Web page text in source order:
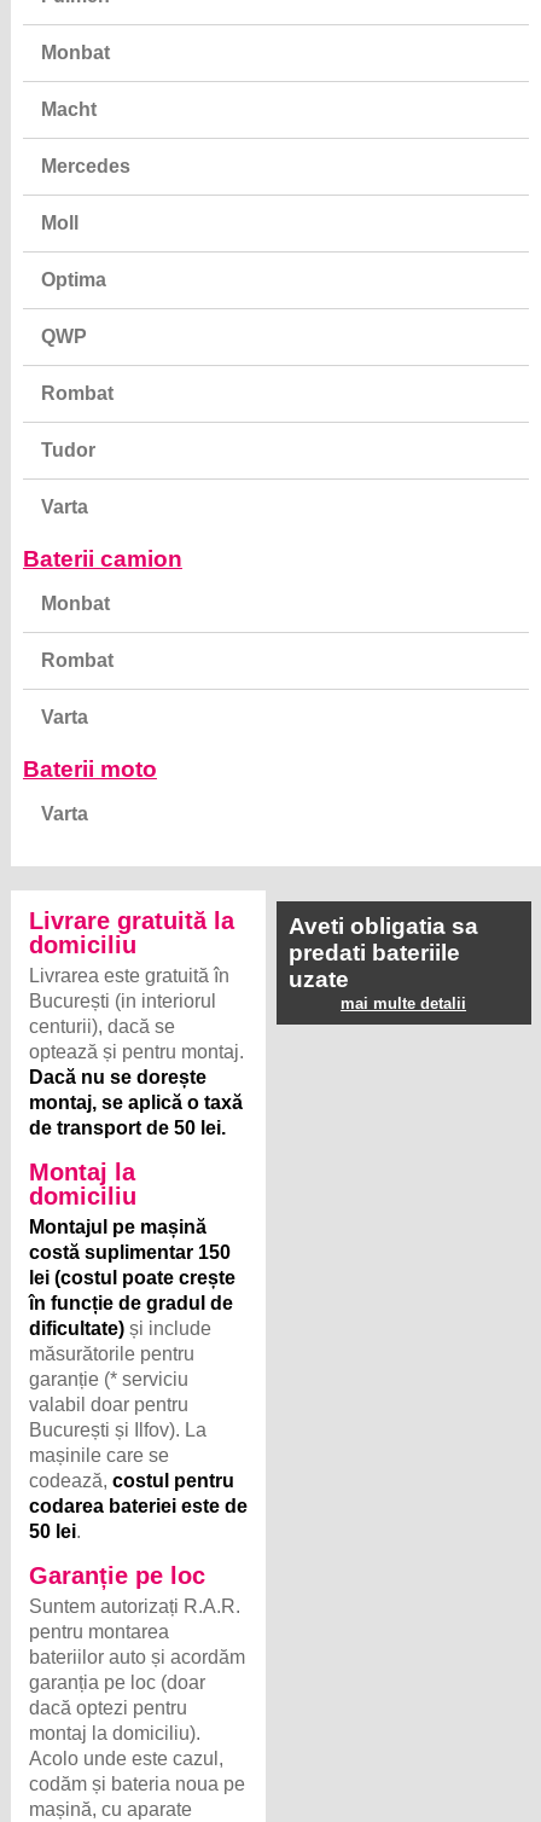
Monbat
Macht
Mercedes
Moll
Optima
QWP
Rombat
Tudor
Varta
Baterii camion
Monbat
Rombat
Varta
Baterii moto
Varta
Livrare gratuită la
domiciliu
Livrarea este gratuită în
București (in interiorul
centurii), dacă se
optează și pentru montaj.
Dacă nu se dorește
montaj, se aplică o taxă
de transport de 50 lei.
Montaj la
domiciliu
Montajul pe mașină
costă suplimentar 150
lei (costul poate crește
în funcție de gradul de
dificultate) și include
măsurătorile pentru
garanție (* serviciu
valabil doar pentru
București și Ilfov). La
mașinile care se
codează,costul pentru
codarea bateriei este de
50 lei.
Garanție pe loc
Suntem autorizați R.A.R.
pentru montarea
bateriilor auto și acordăm
garanția pe loc (doar
dacă optezi pentru
montaj la domiciliu).
Acolo unde este cazul,
codăm și bateria noua pe
mașină, cu aparate
Aveti obligatia sa
predati bateriile
uzate
mai multe detalii